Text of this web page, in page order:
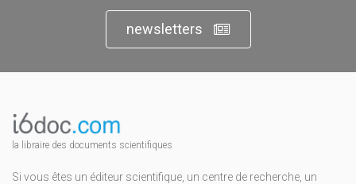
newsletters
la libraire des documents scientifiques
Si vous êtes un éditeur scientifique, un centre de recherche, un